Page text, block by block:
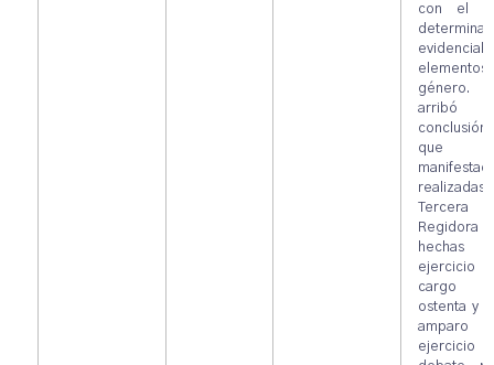
con el
arribó
que
realizadas
Tercera
Regidora
hechas
cargo
ostenta y